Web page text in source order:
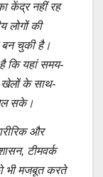
केंद्र नहीं रह
लोगों की
चुकी है।
है कि यहां समय-
खेलों के साथ-
सके।
और
टीमवर्क
भी मजबूत करते